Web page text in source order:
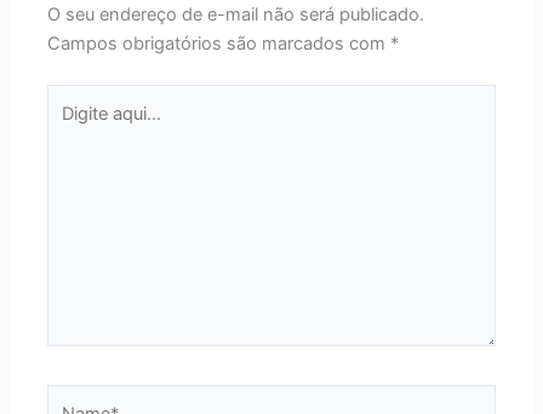
O seu endereço de e-mail não será publicado.
Campos obrigatórios são marcados com *
aqui...